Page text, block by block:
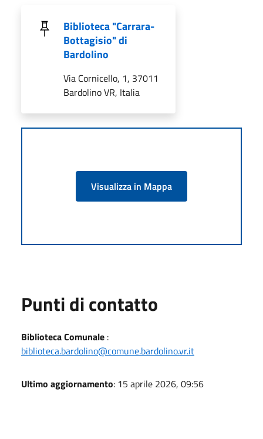
Biblioteca "Carrara-
Bottagisio" di
Bardolino
Via Cornicello, 1, 37011
Bardolino VR, Italia
Visualizza in Mappa
Punti di contatto
Biblioteca Comunale :
biblioteca.bardolino@comune.bardolino.vr.it
Ultimo aggiornamento: 15 aprile 2026, 09:56